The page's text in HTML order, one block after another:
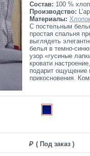
Состав: 100 %
Производство:
Материалы:
С постельным
простая спальня
выглядеть
белья в темно-
узор «гусиные
кровати
подарит ощущение
прикосновения.
( Под заказ )